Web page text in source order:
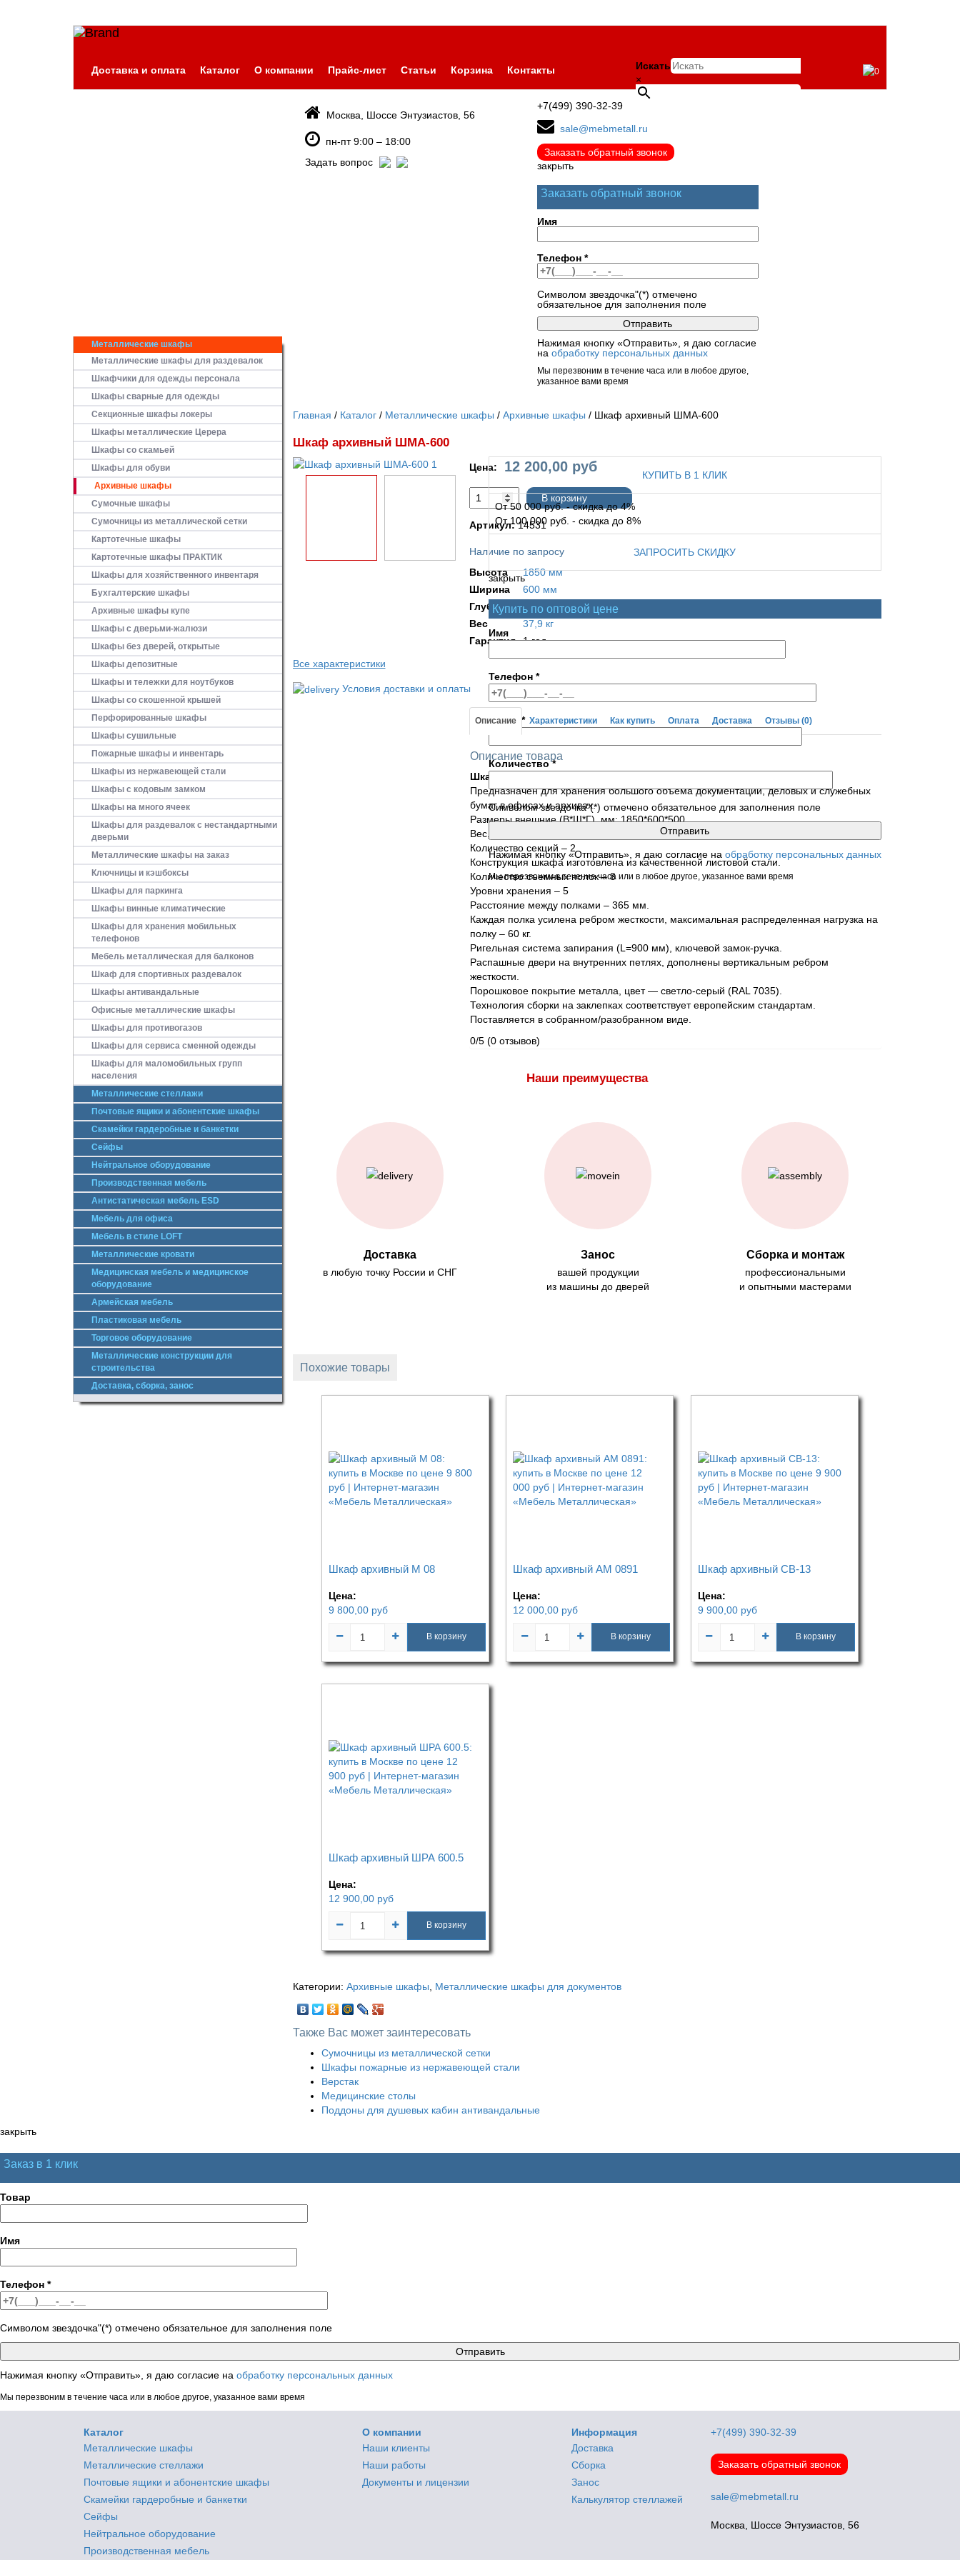
Доставка и оплата Каталог О компании Прайс-лист Статьи Корзина Контакты
Искать
×
0
Москва, Шоссе Энтузиастов, 56
пн-пт 9:00 – 18:00
Задать вопрос
+7(499) 390-32-39
sale@mebmetall.ru
Заказать обратный звонок
закрыть
Заказать обратный звонок
Имя
Телефон *
Символом звездочка"(*) отмечено
обязательное для заполнения поле
Нажимая кнопку «Отправить», я даю согласие
на обработку персональных данных
Мы перезвоним в течение часа или в любое другое,
указанное вами время
Металлические шкафы
Металлические шкафы для раздевалок
Шкафчики для одежды персонала
Шкафы сварные для одежды
Секционные шкафы локеры
Шкафы металлические Церера
Шкафы со скамьей
Шкафы для обуви
Архивные шкафы
Сумочные шкафы
Сумочницы из металлической сетки
Картотечные шкафы
Картотечные шкафы ПРАКТИК
Шкафы для хозяйственного инвентаря
Бухгалтерские шкафы
Архивные шкафы купе
Шкафы с дверьми-жалюзи
Шкафы без дверей, открытые
Шкафы депозитные
Шкафы и тележки для ноутбуков
Шкафы со скошенной крышей
Перфорированные шкафы
Шкафы сушильные
Пожарные шкафы и инвентарь
Шкафы из нержавеющей стали
Шкафы с кодовым замком
Шкафы на много ячеек
Шкафы для раздевалок с нестандартными
дверьми
Металлические шкафы на заказ
Ключницы и кэшбоксы
Шкафы для паркинга
Шкафы винные климатические
Шкафы для хранения мобильных
телефонов
Мебель металлическая для балконов
Шкаф для спортивных раздевалок
Шкафы антивандальные
Офисные металлические шкафы
Шкафы для противогазов
Шкафы для сервиса сменной одежды
Шкафы для маломобильных групп
населения
Металлические стеллажи
Почтовые ящики и абонентские шкафы
Скамейки гардеробные и банкетки
Сейфы
Нейтральное оборудование
Производственная мебель
Антистатическая мебель ESD
Мебель для офиса
Мебель в стиле LOFT
Металлические кровати
Медицинская мебель и медицинское
оборудование
Армейская мебель
Пластиковая мебель
Торговое оборудование
Металлические конструкции для
строительства
Доставка, сборка, занос
Главная Каталог Металлические шкафы Архивные шкафы Шкаф архивный ШМА-600
Шкаф архивный ШМА-600
Цена: 12 200,00 руб
В корзину
КУПИТЬ В 1 КЛИК
От 50 000 руб. - скидка до 4%
От 100 000 руб. - скидка до 8%
ЗАПРОСИТЬ СКИДКУ
закрыть
Купить по оптовой цене
Имя
Телефон *
E-mail *
Количество*
Символом звездочка"(*) отмечено обязательное для заполнения поле
Нажимая кнопку «Отправить», я даю согласие на обработку персональных данных
Мы перезвоним в течение часа или в любое другое, указанное вами время
Артикул:14531
Наличие по запросу
Высота
1850 мм
Ширина
600 мм
Глубина
500 мм
Вес
37,9 кг
Гарантия
1 год
Все характеристики
Условия доставки и оплаты
Описание Характеристики Как купить Оплата Доставка Отзывы(0)
Описание товара
Шкаф архивный ШМА-600.
Предназначен для хранения большого объема документации, деловых и служебных
бумаг в офисах и архивах.
Размеры внешние (В*Ш*Г), мм: 1850*600*500
Вес, кг: 37.9
Количество секций – 2
Конструкция шкафа изготовлена из качественной листовой стали.
Количество съемных полок – 8
Уровни хранения – 5
Расстояние между полками – 365 мм.
Каждая полка усилена ребром жесткости, максимальная распределенная нагрузка на
полку – 60 кг.
Ригельная система запирания (L=900 мм), ключевой замок-ручка.
Распашные двери на внутренних петлях, дополнены вертикальным ребром
жесткости.
Порошковое покрытие металла, цвет — светло-серый (RAL 7035).
Технология сборки на заклепках соответствует европейским стандартам.
Поставляется в собранном/разобранном виде.
0/5 (0 отзывов)
Наши преимущества
Доставка
в любую точку России и СНГ
Занос
вашей продукции
из машины до дверей
Сборка и монтаж
профессиональными
и опытными мастерами
Похожие товары
Шкаф архивный М 08
Цена:
9 800,00 руб
В корзину
Шкаф архивный АМ 0891
Цена:
12 000,00 руб
В корзину
Шкаф архивный СВ-13
Цена:
9 900,00 руб
В корзину
Шкаф архивный ШРА 600.5
Цена:
12 900,00 руб
В корзину
Категории: Архивные шкафы, Металлические шкафы для документов
Также Вас может заинтересовать
Сумочницы из металлической сетки
Шкафы пожарные из нержавеющей стали
Верстак
Медицинские столы
Поддоны для душевых кабин антивандальные
закрыть
Заказ в 1 клик
Товар
Имя
Телефон *
Символом звездочка"(*) отмечено обязательное для заполнения поле
Нажимая кнопку «Отправить», я даю согласие на обработку персональных данных
Мы перезвоним в течение часа или в любое другое, указанное вами время
Каталог
Металлические шкафы
Металлические стеллажи
Почтовые ящики и абонентские шкафы
Скамейки гардеробные и банкетки
Сейфы
Нейтральное оборудование
Производственная мебель
О компании
Наши клиенты
Наши работы
Документы и лицензии
Информация
Доставка
Сборка
Занос
Калькулятор стеллажей
+7(499) 390-32-39
Заказать обратный звонок
sale@mebmetall.ru
Москва, Шоссе Энтузиастов, 56